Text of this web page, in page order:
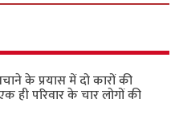
के प्रयास में दो कारों की
ही परिवार के चार लोगों की